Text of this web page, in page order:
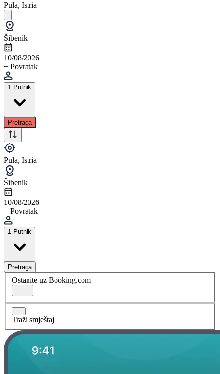
Pula, Istria
Šibenik
10/08/2026
+ Povratak
1 Putnik
Pretraga
Pula, Istria
Šibenik
10/08/2026
+ Povratak
1 Putnik
Pretraga
Ostanite uz Booking.com
Traži smještaj